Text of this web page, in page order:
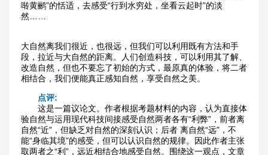
啭黄鹂”的恬适，去感受“行到水穷处，坐看云起时”的淡
然……
大自然离我们很近，也很远，但我们可以利用既有方法和手
段，拉近与大自然的距离。人们创造科技，可以利用其了解、
改造自然，但也不要忘了初始的方式，最原真的体验，将二者
相结合，我们便能真正感知自然，享受自然之美。
点评:
这是一篇议论文。作者根据考题材料的内容，认为直接体
验自然与运用现代科技间接感受自然两者各有“利弊”，前者离
自然“近”，但缺乏对自然的深刻认识；后者 离自然“远”，不
能“身临其境”的感受，但可以认识自然的规律。因此作者主张
取两者之“利”，远近相结合地感受自然。围绕这一观点，文章